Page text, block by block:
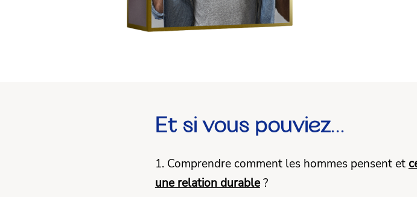
Et si vous pouviez…
1. Comprendre comment les hommes pensent et
une relation durable?